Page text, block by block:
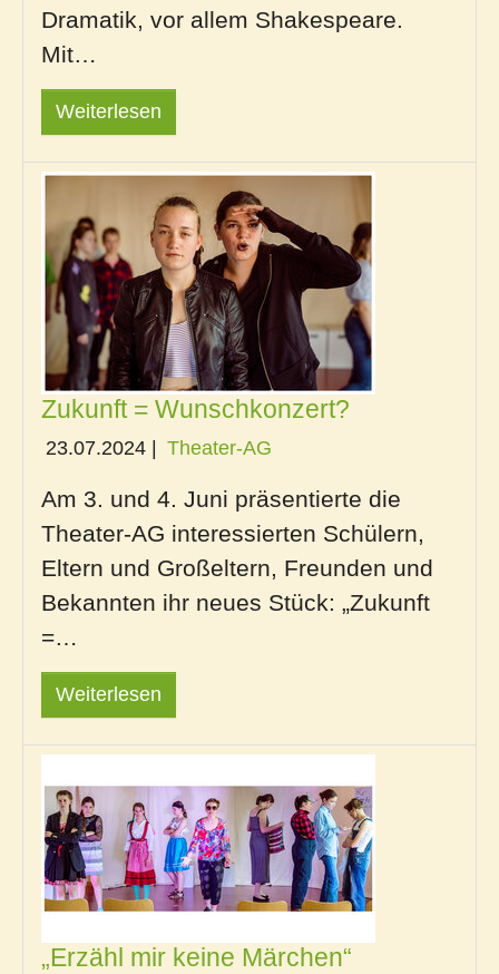
Dramatik, vor allem Shakespeare.
Mit…
Weiterlesen
Zukunft = Wunschkonzert?
23.07.2024 Theater-AG
Am 3. und 4. Juni präsentierte die
Theater-AG interessierten Schülern,
Eltern und Großeltern, Freunden und
Bekannten ihr neues Stück: „Zukunft
=…
Weiterlesen
„Erzähl mir keine Märchen“